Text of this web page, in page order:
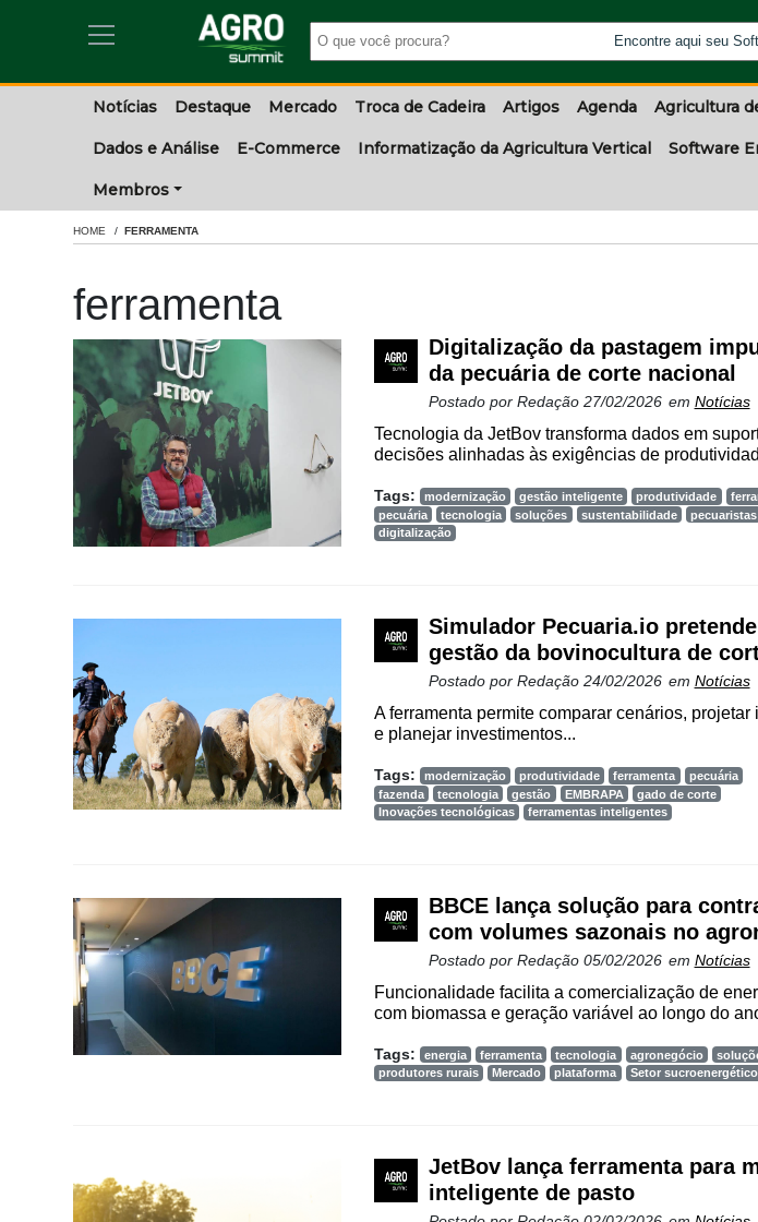
Cadastre-
Encontre aqui seu
Notícias Destaque Mercado Troca de Cadeira Artigos Agenda Agricultura
Dados e Análise E-Commerce Informatização da Agricultura Vertical Software
Membros
HOME FERRAMENTA
ferramenta
Digitalização da pastagem
da pecuária de corte nacional
Postado por Redação 27/02/2026 em Notícias
Tecnologia da JetBov transforma dados em
decisões alinhadas às exigências de
Tags: modernização gestão inteligente produtividade
pecuária
tecnologia soluções sustentabilidade
pecuaristas
digitalização
Simulador Pecuaria.io
gestão da bovinocultura de
Postado por Redação 24/02/2026 em Notícias
A ferramenta permite comparar cenários,
e planejar investimentos...
Tags: modernização produtividade ferramenta
pecuária
fazenda
tecnologia gestão EMBRAPA
gado de corte
Inovações tecnológicas
ferramentas inteligentes
BBCE lança solução para
com volumes sazonais no
Postado por Redação 05/02/2026 em Notícias
Funcionalidade facilita a comercialização de
com biomassa e geração variável ao longo do
Tags: energia ferramenta tecnologia agronegócio
produtores rurais
Mercado plataforma Setor sucroenergético
JetBov lança ferramenta para
inteligente de pasto